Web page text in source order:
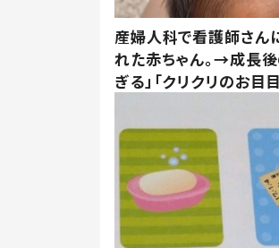
産婦人科で看護師さん
れた赤ちゃん。→成長
ぎる」「クリクリのお目